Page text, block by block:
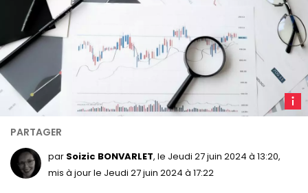
par Soizic BONVARLET, le Jeudi 27 juin 2024 à 13:20,
mis à jour le Jeudi 27 juin 2024 à 17:22